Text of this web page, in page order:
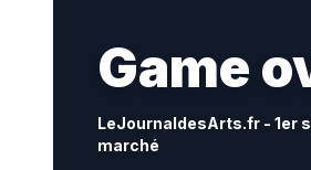
Game
LeJournaldesArts.fr - 1er
marché